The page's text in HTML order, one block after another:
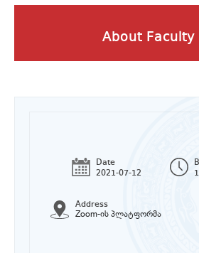
About Faculty
Date
2021-07-12
Address
Zoom-ის პლატფორმა